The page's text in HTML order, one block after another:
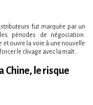
fut marquée par un
périodes de négociation.
et ouvre la voie à une nouvelle
le clivage avec la maît...
Chine, le risque